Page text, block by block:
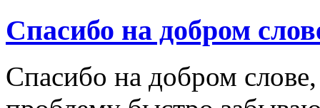
Спасибо на добром
Спасибо на добром